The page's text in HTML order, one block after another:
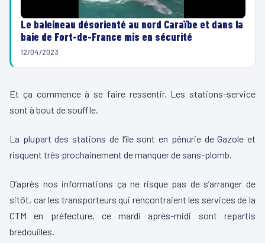
Le baleineau désorienté au nord Caraïbe et dans la
baie de Fort-de-France mis en sécurité
12/04/2023
Et ça commence à se faire ressentir. Les stations-service
sont à bout de souffle.
La plupart des stations de l’île sont en pénurie de Gazole et
risquent très prochainement de manquer de sans-plomb.
D’après nos informations ça ne risque pas de s’arranger de
sitôt, car les transporteurs qui rencontraient les services de la
CTM en préfecture, ce mardi après-midi sont repartis
bredouilles.